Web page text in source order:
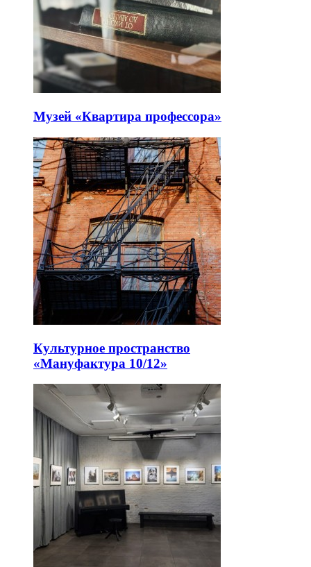
Музей «Квартира профессора»
Культурное пространство
«Мануфактура 10/12»